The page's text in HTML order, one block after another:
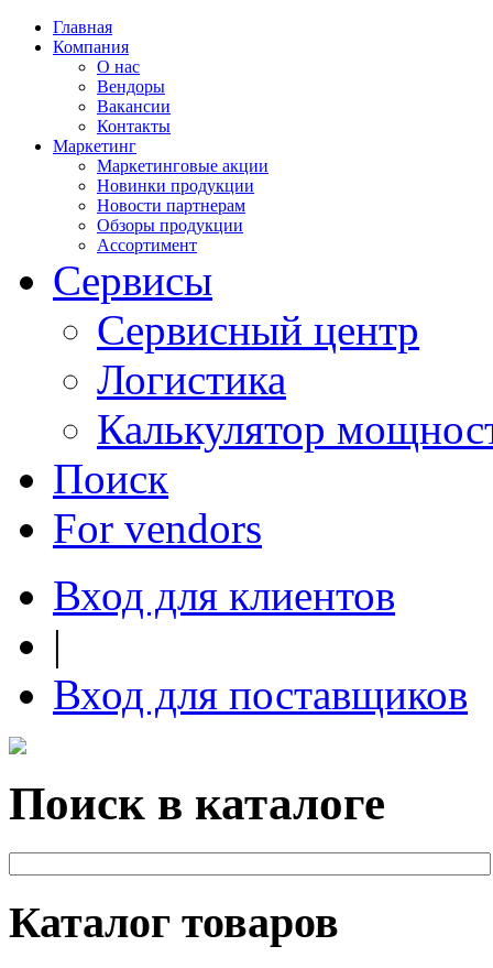
Главная
Компания
О нас
Вендоры
Вакансии
Контакты
Маркетинг
Маркетинговые акции
Новинки продукции
Новости партнерам
Обзоры продукции
Ассортимент
Сервисы
Сервисный центр
Логистика
Калькулятор
Поиск
For vendors
Вход для клиентов
|
Вход для поставщиков
Поиск в каталоге
Каталог товаров